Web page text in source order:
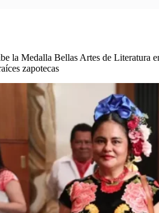
la Medalla Bellas Artes de Literatura
zapotecas